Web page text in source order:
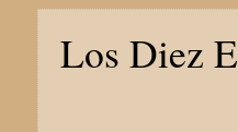
Los Diez